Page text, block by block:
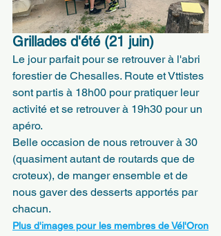
Grillades d'été (21 juin)
Le jour parfait pour se retrouver à l'abri
forestier de Chesalles. Route et Vttistes
sont partis à 18h00 pour pratiquer leur
activité et se retrouver à 19h30 pour un
apéro.
Belle occasion de nous retrouver à 30
(quasiment autant de routards que de
croteux), de manger ensemble et de
nous gaver des desserts apportés par
chacun.
Plus d'images pour les membres de Vél'Oron